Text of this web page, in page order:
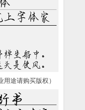
途请购买版权）